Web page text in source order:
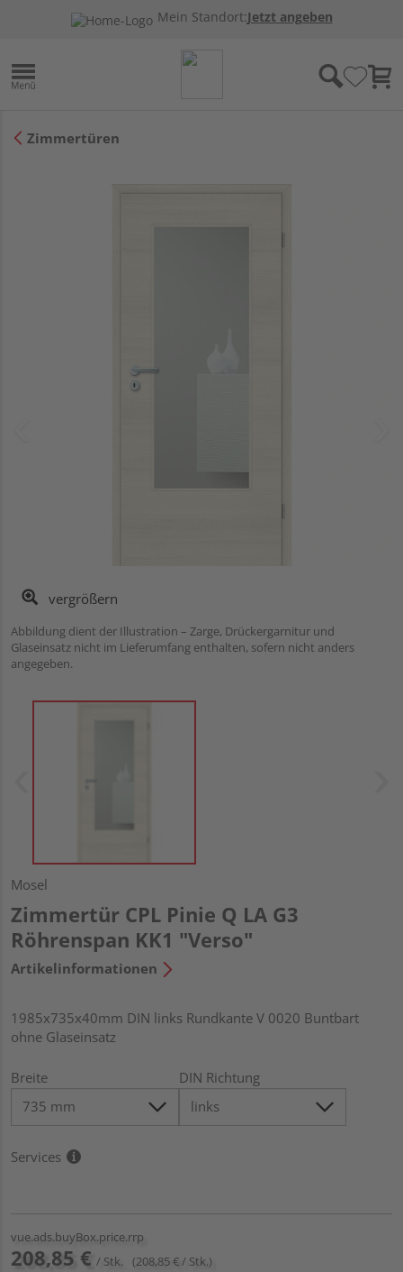
Mein Standort:Jetzt angeben
Zimmertüren
vergrößern
Abbildung dient der Illustration – Zarge, Drückergarnitur und
Glaseinsatz nicht im Lieferumfang enthalten, sofern nicht anders
angegeben.
Mosel
Zimmertür CPL Pinie Q LA G3
Röhrenspan KK1 "Verso"
Artikelinformationen
1985x735x40mm DIN links Rundkante V 0020 Buntbart
ohne Glaseinsatz
Breite DIN Richtung
Services
vue.ads.buyBox.price.rrp
208,85 € / Stk. (208,85 € / Stk.)